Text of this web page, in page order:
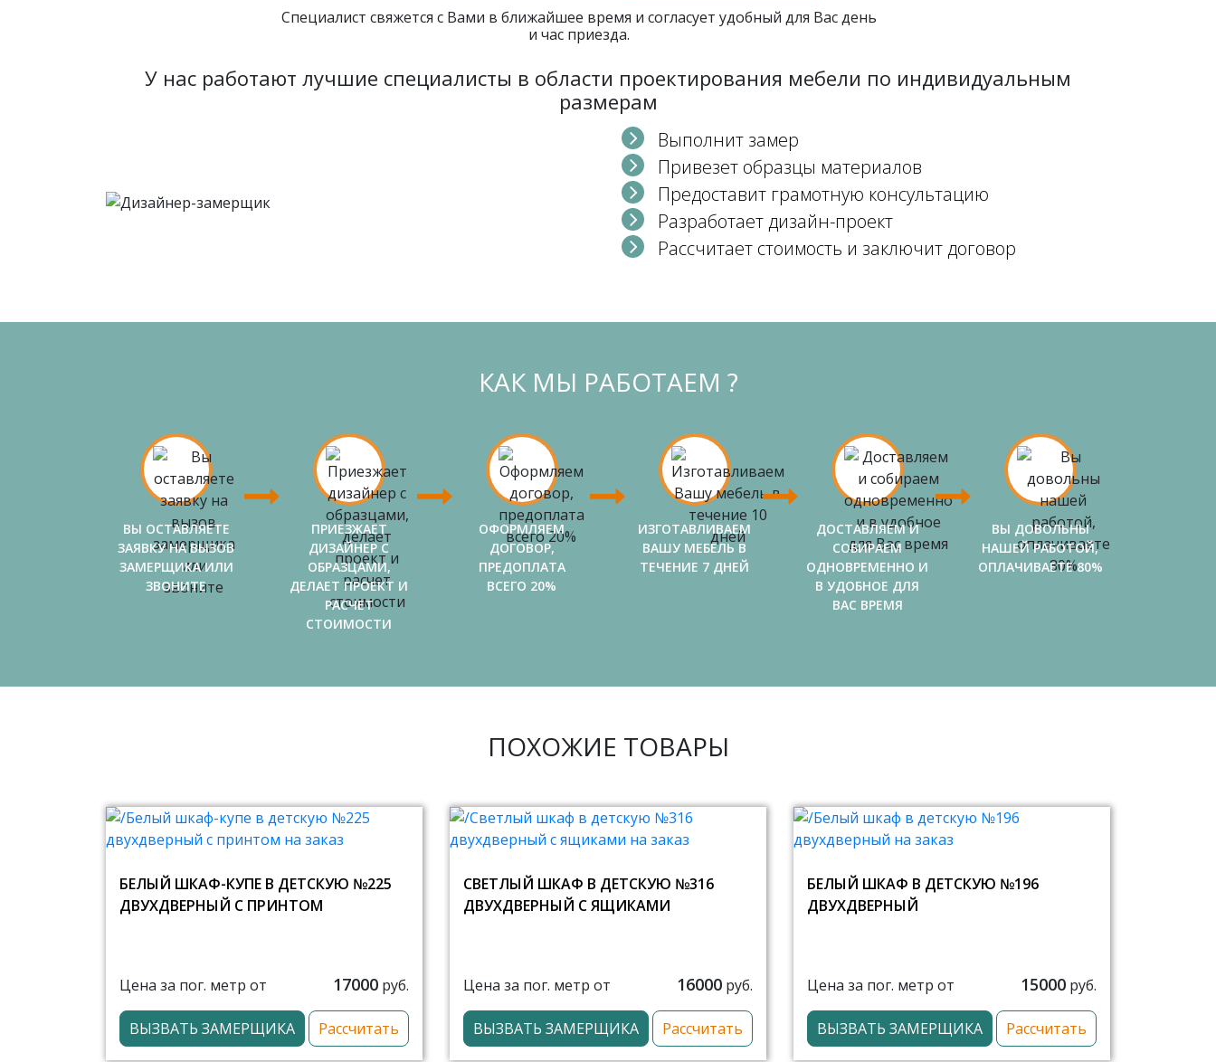
Специалист свяжется с Вами в ближайшее время и согласует удобный для Вас день
и час приезда.
У нас работают лучшие специалисты в области проектирования мебели по индивидуальным
размерам
Выполнит замер
Привезет образцы материалов
Предоставит грамотную консультацию
Разработает дизайн-проект
Рассчитает стоимость и заключит договор
КАК МЫ РАБОТАЕМ ?
ВЫ ОСТАВЛЯЕТЕ
ЗАЯВКУ НА ВЫЗОВ
ЗАМЕРЩИКА ИЛИ
ЗВОНИТЕ
ПРИЕЗЖАЕТ
ДИЗАЙНЕР С
ОБРАЗЦАМИ,
ДЕЛАЕТ ПРОЕКТ И
РАСЧЕТ
СТОИМОСТИ
ОФОРМЛЯЕМ
ДОГОВОР,
ПРЕДОПЛАТА
ВСЕГО 20%
ИЗГОТАВЛИВАЕМ
ВАШУ МЕБЕЛЬ В
ТЕЧЕНИЕ 7 ДНЕЙ
ДОСТАВЛЯЕМ И
СОБИРАЕМ
ОДНОВРЕМЕННО И
В УДОБНОЕ ДЛЯ
ВАС ВРЕМЯ
ВЫ ДОВОЛЬНЫ
НАШЕЙ РАБОТОЙ,
ОПЛАЧИВАЕТЕ 80%
ПОХОЖИЕ ТОВАРЫ
БЕЛЫЙ ШКАФ-КУПЕ В ДЕТСКУЮ №225
ДВУХДВЕРНЫЙ С ПРИНТОМ
Цена за пог. метр от 17000 руб.
ВЫЗВАТЬ ЗАМЕРЩИКА Рассчитать
СВЕТЛЫЙ ШКАФ В ДЕТСКУЮ №316
ДВУХДВЕРНЫЙ С ЯЩИКАМИ
Цена за пог. метр от 16000 руб.
ВЫЗВАТЬ ЗАМЕРЩИКА Рассчитать
БЕЛЫЙ ШКАФ В ДЕТСКУЮ №196
ДВУХДВЕРНЫЙ
Цена за пог. метр от 15000 руб.
ВЫЗВАТЬ ЗАМЕРЩИКА Рассчитать